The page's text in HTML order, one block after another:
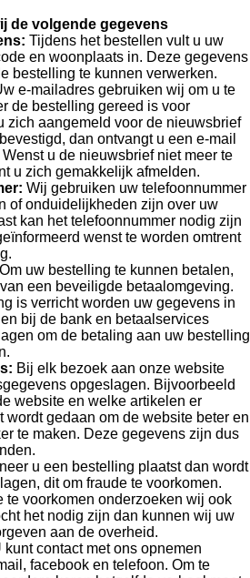
de volgende gegevens
Tijdens het bestellen vult u uw
en woonplaats in. Deze gegevens
bestelling te kunnen verwerken.
e-mailadres gebruiken wij om u te
de bestelling gereed is voor
zich aangemeld voor de nieuwsbrief
dan ontvangt u een e-mail
u de nieuwsbrief niet meer te
u zich gemakkelijk afmelden.
Wij gebruiken uw telefoonnummer
of onduidelijkheden zijn over uw
kan het telefoonnummer nodig zijn
wenst te worden omtrent
Om uw bestelling te kunnen betalen,
een beveiligde betaalomgeving.
is verricht worden uw gegevens in
bij de bank en betaalservices
om de betaling aan uw bestelling
Bij elk bezoek aan onze website
opgeslagen. Bijvoorbeeld
website en welke artikelen er
wordt gedaan om de website beter en
te maken. Deze gegevens zijn dus
u een bestelling plaatst dan wordt
dit om fraude te voorkomen.
te voorkomen onderzoeken wij ook
het nodig zijn dan kunnen wij uw
aan de overheid.
kunt contact met ons opnemen
facebook en telefoon. Om te